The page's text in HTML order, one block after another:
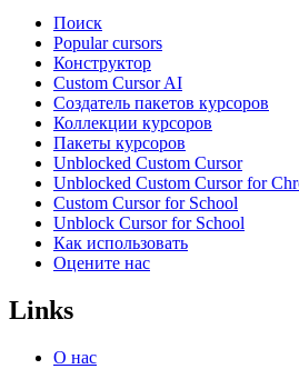
Поиск
Popular cursors
Конструктор
Custom Cursor AI
Создатель пакетов курсоров
Коллекции курсоров
Пакеты курсоров
Unblocked Custom Cursor
Unblocked Custom Cursor for
Custom Cursor for School
Unblock Cursor for School
Как использовать
Оцените нас
Links
О нас